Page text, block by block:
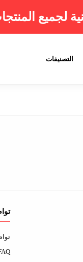
لجميع
التصنيفات